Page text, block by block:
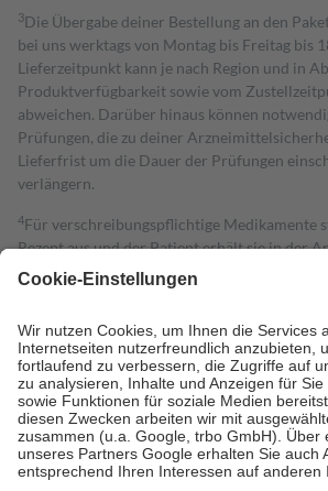
3Die Übergabe deiner Bestellung an den
bei uns werktags von Montag bis Freitag bis
Lieferzeitpunkt kann je nach Region und in
Produktverfügbarkeit sowie vom
abweichen. Darüber hinaus können
Prüfungen, die zu deiner
Lieferfrist um die Dauer der Prüfungen
verlängern.
4Für verschreibungspflichtige Medikamente
Rezept aus und der Patient erhält sie in der
gesetzliche Krankenversicherung übernimmt
Kosten dafür, der Versicherte trägt einen
Grundsätzlich leisten Mitglieder
Prozent des Abgabepreises,mindestens
höchstens zehn Euro.Es sind jedoch nie mehr
Kosten der Leistung zu entrichten.
Diese Regeln gelten grundsätzlich auch für
Bei Heilmitteln und häuslicher Krankenpflege
Zuzahlung zehn Prozent der Kosten sowie